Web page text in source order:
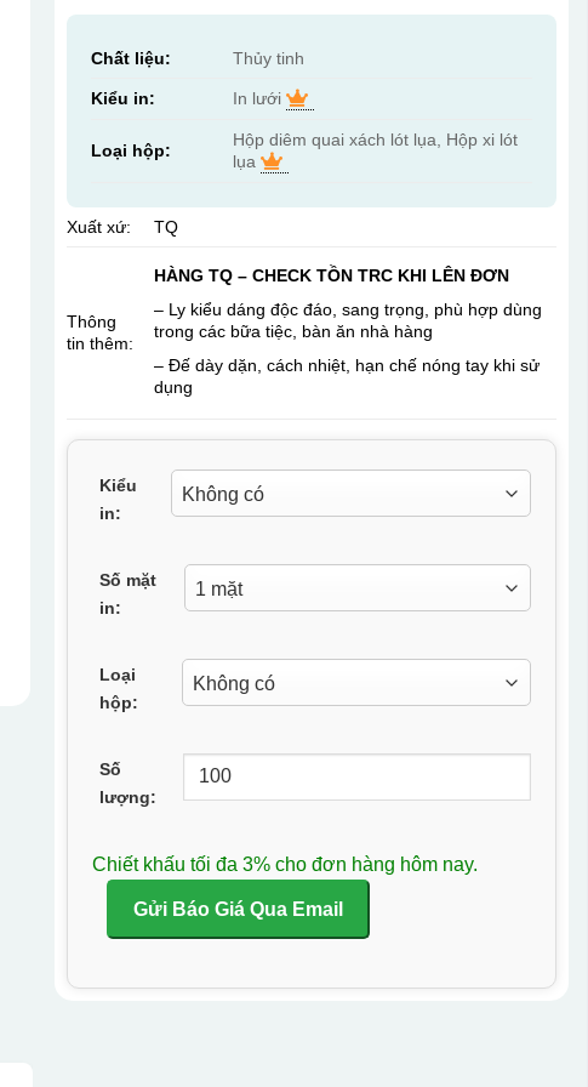
Chất liệu: Thủy tinh
Kiểu in: In lưới
Loại hộp:
Hộp diêm quai xách lót lụa, Hộp xi lót
lụa
Xuất xứ: TQ
Thông
tin thêm:
HÀNG TQ – CHECK TỒN TRC KHI LÊN ĐƠN
– Ly kiểu dáng độc đáo, sang trọng, phù hợp dùng
trong các bữa tiệc, bàn ăn nhà hàng
– Đế dày dặn, cách nhiệt, hạn chế nóng tay khi sử
dụng
Kiểu
in:
Số mặt
in:
Loại
hộp:
Số
lượng:
Chiết khấu tối đa 3% cho đơn hàng hôm nay.
Gửi Báo Giá Qua Email